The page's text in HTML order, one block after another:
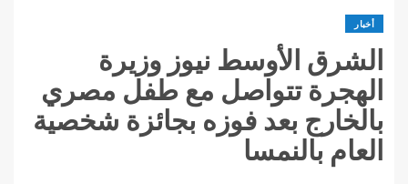
أخبار
الشرق الأوسط نيوز وزيرة
الهجرة تتواصل مع طفل مصري
بالخارج بعد فوزه بجائزة شخصية
العام بالنمسا